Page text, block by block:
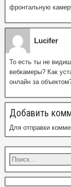
фронтальную
Lucifer
То есть ты не
вебкамеры? Как
онлайн за
Добавить
Для отправки